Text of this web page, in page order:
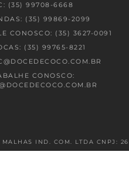
(35) 99708-6668
(35) 99869-2099
CONOSCO: (35) 3627-0091
(35) 99765-8221
CONOSCO:
IND. COM. LTDA CNPJ: